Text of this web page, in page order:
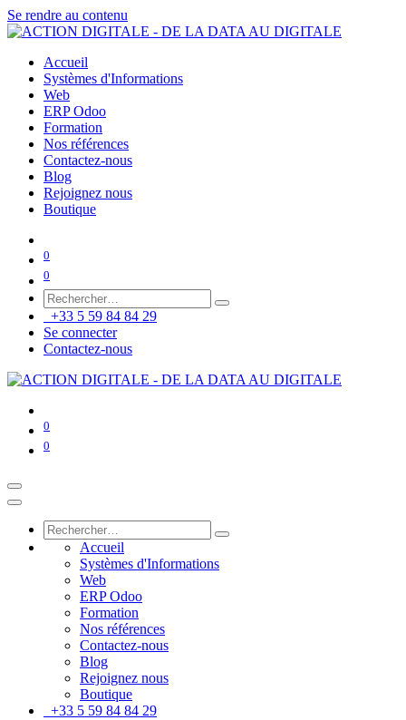
Se rendre au contenu
Accueil
Systèmes d'Informations
Web
ERP Odoo
Formation
Nos références
Contactez-nous
Blog
Rejoignez nous
Boutique
0
0
+33 5 59 84 84 29
Se connecter
Contactez-nous
0
0
Accueil
Systèmes d'Informations
Web
ERP Odoo
Formation
Nos références
Contactez-nous
Blog
Rejoignez nous
Boutique
+33 5 59 84 84 29